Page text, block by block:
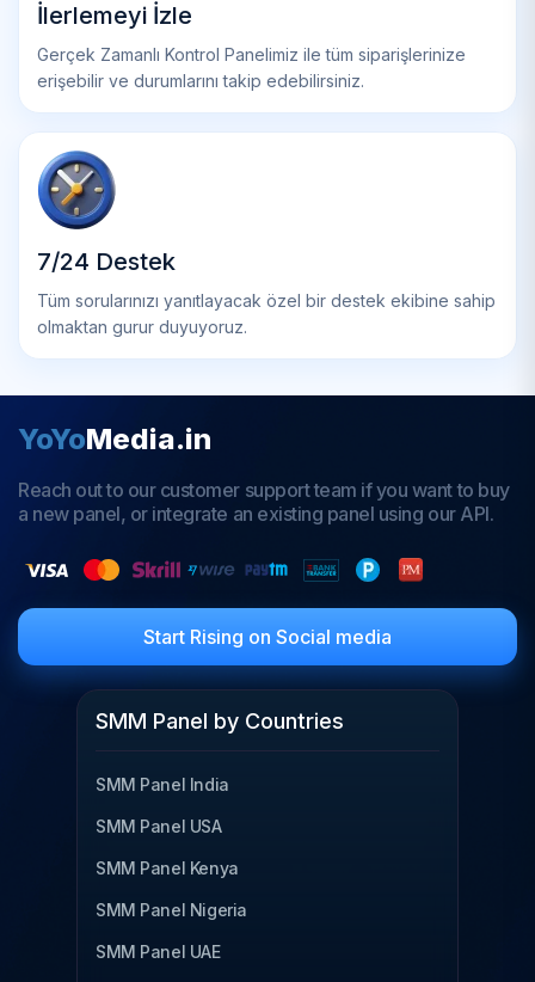
İlerlemeyi İzle
Gerçek Zamanlı Kontrol Panelimiz ile tüm siparişlerinize
erişebilir ve durumlarını takip edebilirsiniz.
7/24 Destek
Tüm sorularınızı yanıtlayacak özel bir destek ekibine sahip
olmaktan gurur duyuyoruz.
YoYoMedia.in
Reach out to our customer support team if you want to buy
a new panel, or integrate an existing panel using our API.
Start Rising on Social media
SMM Panel by Countries
SMM Panel India
SMM Panel USA
SMM Panel Kenya
SMM Panel Nigeria
SMM Panel UAE